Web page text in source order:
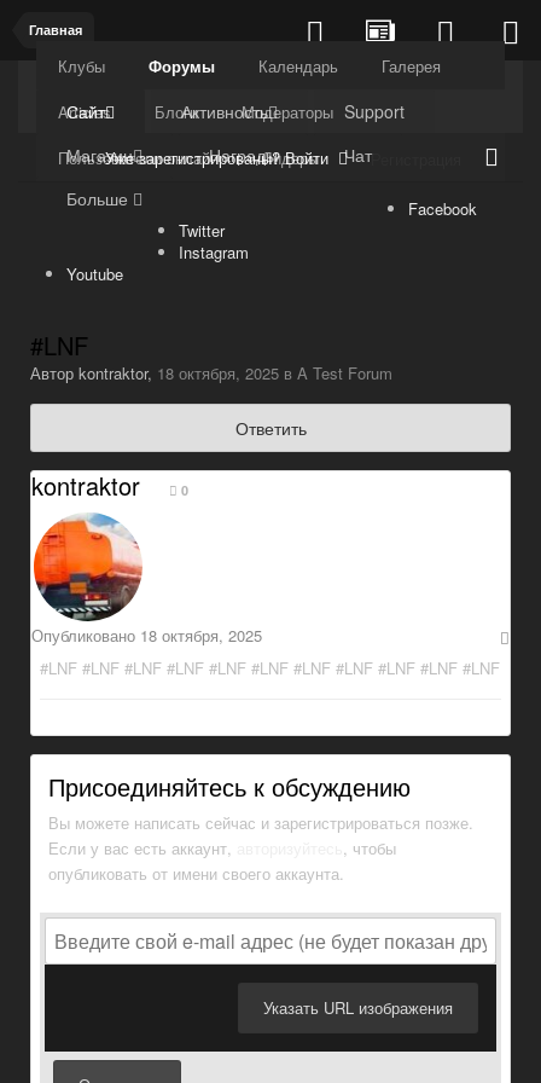
Главная
Kuli4kam.net Дружный форум
Сайт
Клубы Форумы Календарь
Галерея
Articles
Блоги
Модераторы
Пользователи онлайн
Лидеры
Активность
Support
Магазин
Награды
Чат
Больше
Уже зарегистрированы? Войти Регистрация
Facebook
Twitter
Instagram
Youtube
#LNF
Автор kontraktor, 18 октября, 2025 в A Test Forum
Ответить
kontraktor 0
Опубликовано 18 октября, 2025
#LNF #LNF #LNF #LNF #LNF #LNF #LNF #LNF #LNF #LNF #LNF
Присоединяйтесь к обсуждению
Вы можете написать сейчас и зарегистрироваться позже.
Если у вас есть аккаунт,
, чтобы
опубликовать от имени своего аккаунта.
Указать URL изображения